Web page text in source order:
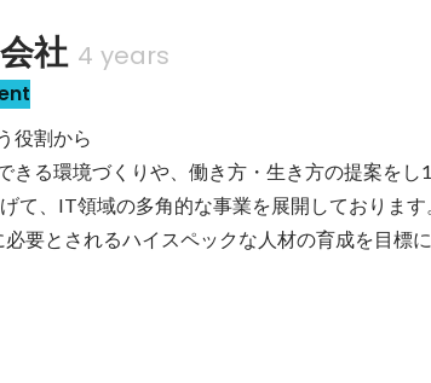
社 4 years
役割から
きる環境づくりや、働き方・生き方の提案をし
て、IT領域の多角的な事業を展開しております
要とされるハイスペックな人材の育成を目標